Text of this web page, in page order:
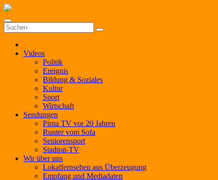
Zum
springen
Videos
Politik
Ereignis
Bildung & Soziales
Kultur
Sport
Wirtschaft
Sendungen
Pirna TV vor 20 Jahren
Runter vom Sofa
Seniorensport
Stadtrat-TV
Wir über uns
Lokalfernsehen aus Überzeugung
Empfang und Mediadaten